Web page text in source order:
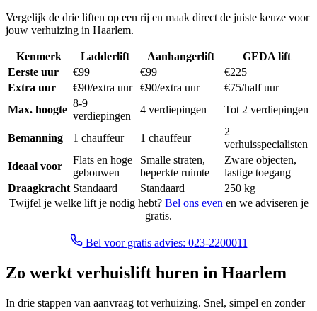
Vergelijk de drie liften op een rij en maak direct de juiste keuze voor
jouw verhuizing in Haarlem.
Kenmerk Ladderlift Aanhangerlift
GEDA lift
Eerste uur
€99 €99
€225
Extra uur
€90/extra uur €90/extra uur
€75/half uur
Max. hoogte
8-9
verdiepingen
4 verdiepingen Tot 2 verdiepingen
Bemanning 1 chauffeur 1 chauffeur
2
verhuisspecialisten
Ideaal voor
Flats en hoge
gebouwen
Smalle straten,
beperkte ruimte
Zware objecten,
lastige toegang
Draagkracht Standaard Standaard
250 kg
Twijfel je welke lift je nodig hebt? Bel ons even en we adviseren je
gratis.
Bel voor gratis advies: 023-2200011
Zo werkt verhuislift huren in Haarlem
In drie stappen van aanvraag tot verhuizing. Snel, simpel en zonder